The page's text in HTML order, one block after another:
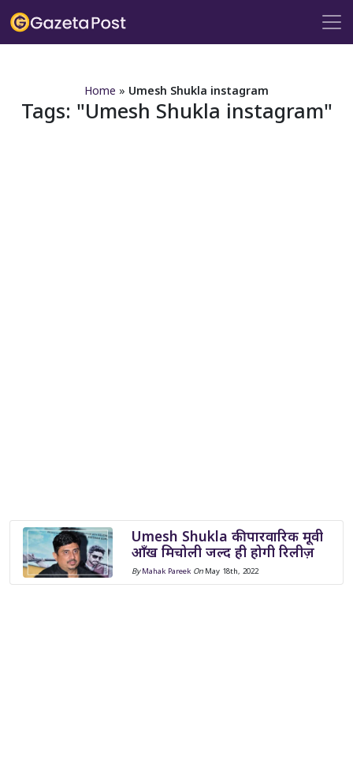
Home » Umesh Shukla instagram
Tags: Umesh Shukla instagram
Umesh Shukla की पारवारिक मूवी
आँख मिचोली जल्द ही होगी रिलीज़
ByMahak Pareek On May 18th, 2022